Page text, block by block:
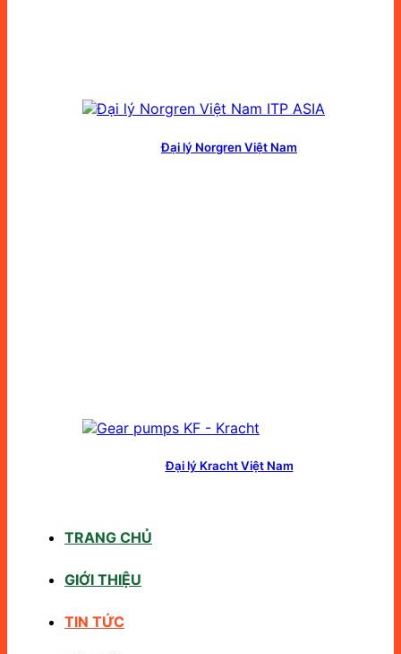
Đại lý Norgren Việt Nam
Đại lý Kracht Việt Nam
TRANG CHỦ
GIỚI THIỆU
TIN TỨC